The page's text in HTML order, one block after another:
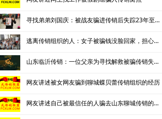
寻找弟弟刘国庆：被战友骗进传销后失踪23年至今毫无音讯
逃离传销组织的人：女子被骗钱没脸回家，担心被“追杀”四处流浪
山东临沂传销：一位父亲为寻找解救被骗传销失踪女儿的艰难经历
网友讲述被女网友骗到聊城蝶贝蕾传销组织的经历
网友讲述自己被最信任的人骗去山东聊城传销的亲身经历